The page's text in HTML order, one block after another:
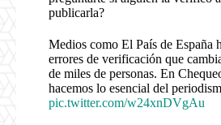
publicarla?
Medios como El País de España
errores de verificación que
de miles de personas. En
hacemos lo esencial del
pic.twitter.com/w24xnDVgAu